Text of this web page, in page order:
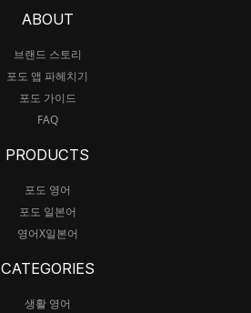
ABOUT
브랜드 스토리
포도 앱 파헤치기
포도 가이드
FAQ
PRODUCTS
포도 영어
포도 일본어
영어X일본어
CATEGORIES
생활 영어